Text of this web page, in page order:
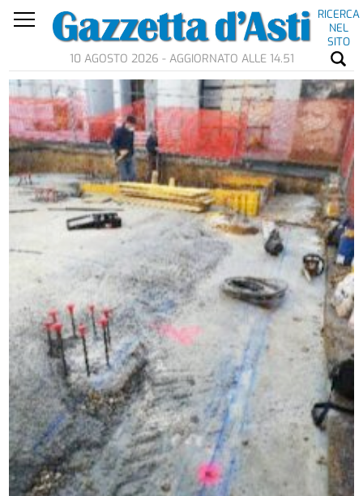
RICERCA
NEL
SITO
10 AGOSTO 2026 - AGGIORNATO ALLE 14.51